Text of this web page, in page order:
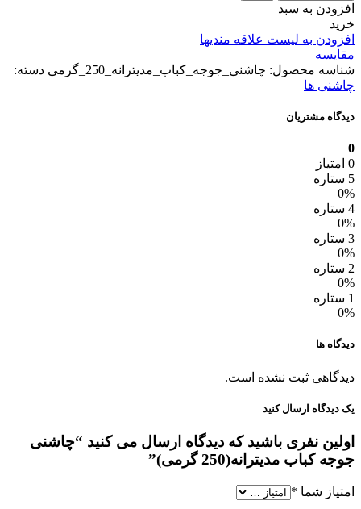
افزودن به سبد
خرید
افزودن به لیست علاقه مندیها
مقایسه
شناسه محصول:چاشنی_جوجه_کباب_مدیترانه_250_گرمی
دسته:
چاشنی ها
دیدگاه مشتریان
0%
0%
0%
0%
0%
دیدگاه ها
دیدگاهی ثبت نشده است.
یک دیدگاه ارسال کنید
اولین نفری باشید که دیدگاه ارسال می کنید “چاشنی
جوجه کباب مدیترانه(250 گرمی)”
امتیاز شما*